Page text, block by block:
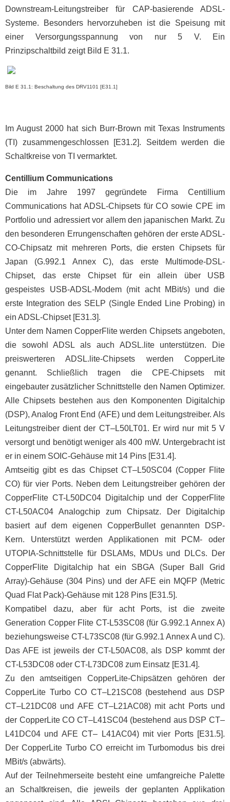
Downstream-Leitungstreiber für CAP-basierende ADSL-
Systeme. Besonders hervorzuheben ist die Speisung mit
einer Versorgungsspannung von nur 5 V. Ein
Prinzipschaltbild zeigt Bild E 31.1.
Bild E 31.1: Beschaltung des DRV1101 [E31.1]
Im August 2000 hat sich Burr-Brown mit Texas Instruments
(TI) zusammengeschlossen [E31.2]. Seitdem werden die
Schaltkreise von TI vermarktet.
Centillium Communications
Die im Jahre 1997 gegründete Firma Centillium
Communications hat ADSL-Chipsets für CO sowie CPE im
Portfolio und adressiert vor allem den japanischen Markt. Zu
den besonderen Errungenschaften gehören der erste ADSL-
CO-Chipsatz mit mehreren Ports, die ersten Chipsets für
Japan (G.992.1 Annex C), das erste Multimode-DSL-
Chipset, das erste Chipset für ein allein über USB
gespeistes USB-ADSL-Modem (mit acht MBit/s) und die
erste Integration des SELP (Single Ended Line Probing) in
ein ADSL-Chipset [E31.3].
Unter dem Namen CopperFlite werden Chipsets angeboten,
die sowohl ADSL als auch ADSL.lite unterstützen. Die
preiswerteren ADSL.lite-Chipsets werden CopperLite
genannt. Schließlich tragen die CPE-Chipsets mit
eingebauter zusätzlicher Schnittstelle den Namen Optimizer.
Alle Chipsets bestehen aus den Komponenten Digitalchip
(DSP), Analog Front End (AFE) und dem Leitungstreiber. Als
Leitungstreiber dient der CT–L50LT01. Er wird nur mit 5 V
versorgt und benötigt weniger als 400 mW. Untergebracht ist
er in einem SOIC-Gehäuse mit 14 Pins [E31.4].
Amtseitig gibt es das Chipset CT–L50SC04 (Copper Flite
CO) für vier Ports. Neben dem Leitungstreiber gehören der
CopperFlite CT-L50DC04 Digitalchip und der CopperFlite
CT-L50AC04 Analogchip zum Chipsatz. Der Digitalchip
basiert auf dem eigenen CopperBullet genannten DSP-
Kern. Unterstützt werden Applikationen mit PCM- oder
UTOPIA-Schnittstelle für DSLAMs, MDUs und DLCs. Der
CopperFlite Digitalchip hat ein SBGA (Super Ball Grid
Array)-Gehäuse (304 Pins) und der AFE ein MQFP (Metric
Quad Flat Pack)-Gehäuse mit 128 Pins [E31.5].
Kompatibel dazu, aber für acht Ports, ist die zweite
Generation Copper Flite CT-L53SC08 (für G.992.1 Annex A)
beziehungsweise CT-L73SC08 (für G.992.1 Annex A und C).
Das AFE ist jeweils der CT-L50AC08, als DSP kommt der
CT-L53DC08 oder CT-L73DC08 zum Einsatz [E31.4].
Zu den amtseitigen CopperLite-Chipsätzen gehören der
CopperLite Turbo CO CT–L21SC08 (bestehend aus DSP
CT–L21DC08 und AFE CT–L21AC08) mit acht Ports und
der CopperLite CO CT–L41SC04 (bestehend aus DSP CT–
L41DC04 und AFE CT– L41AC04) mit vier Ports [E31.5].
Der CopperLite Turbo CO erreicht im Turbomodus bis drei
MBit/s (abwärts).
Auf der Teilnehmerseite besteht eine umfangreiche Palette
an Schaltkreisen, die jeweils der geplanten Applikation